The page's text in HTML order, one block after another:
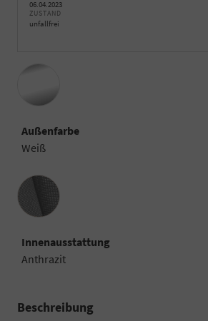
06.04.2023
ZUSTAND
unfallfrei
Außenfarbe
Weiß
Innenausstattung
Innenausstattung
Anthrazit
Beschreibung